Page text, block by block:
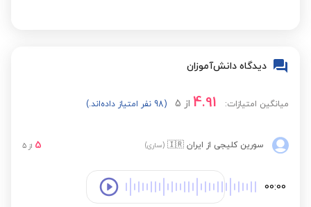
دیدگاه دانش‌آموزان
میانگین امتیازات: 4.91 از 5 (98 نفر امتیاز داده‌اند.)
سورین کلیجی از ایران 🇮🇷 (ساری) 5 از 5
00:00